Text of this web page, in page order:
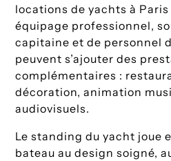
locations de yachts à
équipage professionnel,
capitaine et de personnel
peuvent s’ajouter des
complémentaires :
décoration, animation
audiovisuels.
Le standing du yacht joue
bateau au design soigné,